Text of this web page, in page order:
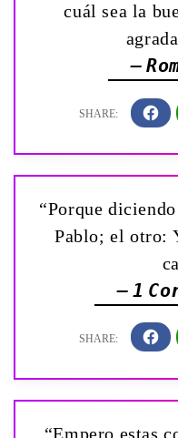
cuál sea la
—
“Porque
Pablo; el otro:
— 1
“Empero estas